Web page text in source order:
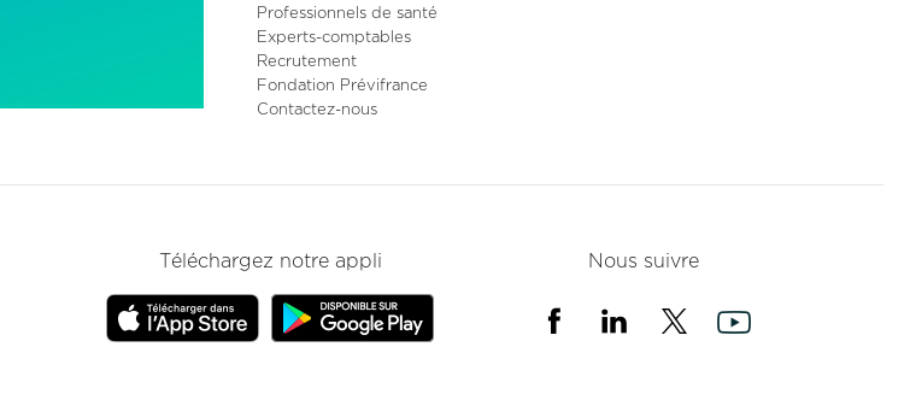
Menu
Pied
de
page
Professionnels de santé
Experts-comptables
Recrutement
Fondation Prévifrance
Contactez-nous
Téléchargez notre appli Nous suivre